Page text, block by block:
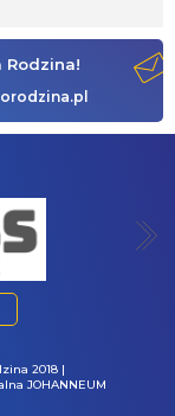
Rodzina!
2018 |
JOHANNEUM